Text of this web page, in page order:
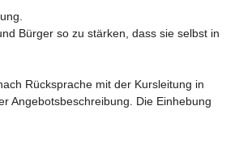
Bürger so zu stärken, dass sie selbst in
Rücksprache mit der Kursleitung in
Angebotsbeschreibung. Die Einhebung